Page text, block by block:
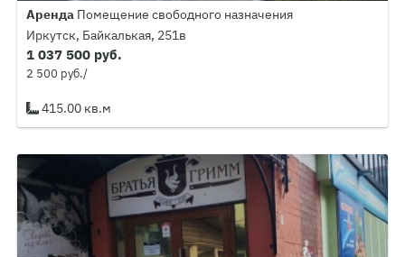
Аренда Помещение свободного назначения
Иркутск, Байкалькая, 251в
1 037 500 руб.
2 500 руб./
415.00 кв.м